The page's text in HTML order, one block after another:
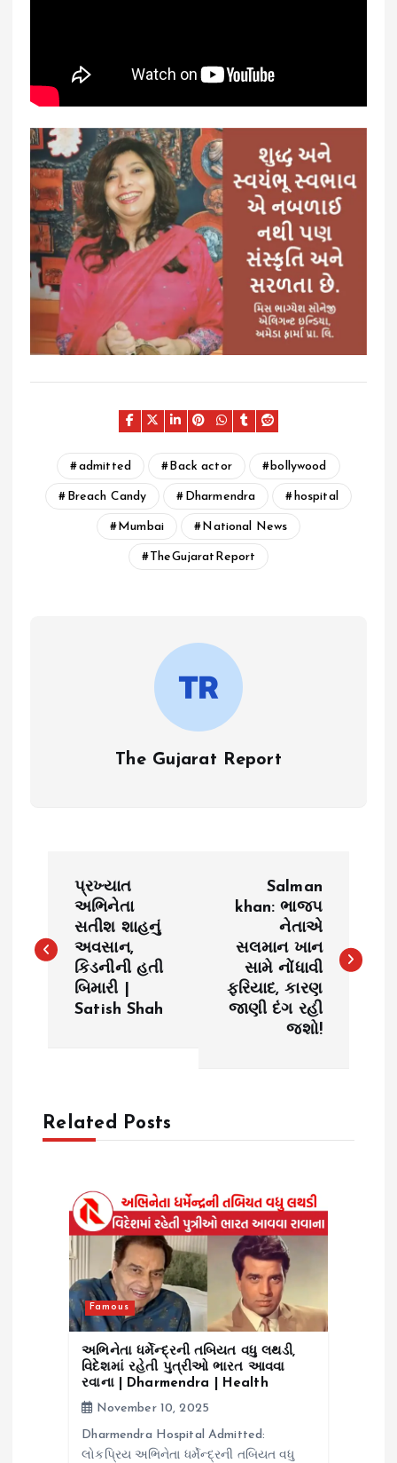
admitted Back actor bollywood
Breach Candy Dharmendra hospital
Mumbai National News
TheGujaratReport
The Gujarat Report
s
v
પ્રખ્યાત
અભિનેતા
સતીશ શાહનું
અવસાન,
કિડનીની હતી
બિમારી |
Satish Shah
Salman
khan: ભાજપ
નેતાએ
સલમાન ખાન
સામે નોંધાવી
ફરિયાદ, કારણ
જાણી દંગ રહી
જશો!
Related Posts
Famous
અભિનેતા ધર્મેન્દ્રની તબિયત વધુ લથડી,
વિદેશમાં રહેતી પુત્રીઓ ભારત આવવા
રવાના | Dharmendra | Health
November 10, 2025
Dharmendra Hospital Admitted:
લોકપ્રિય અભિનેતા ધર્મેન્દ્રની તબિયત વધુ